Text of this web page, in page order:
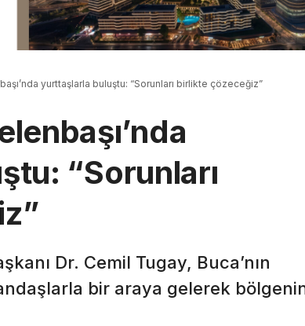
yurttaşlarla buluştu: “Sorunları birlikte çözeceğiz”
“Sorunları
Dr. Cemil Tugay, Buca’nın
bir araya gelerek